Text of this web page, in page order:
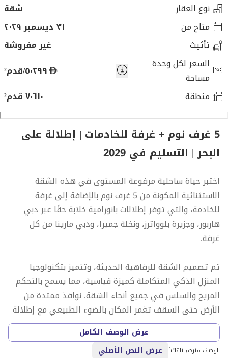
نوع العقار
شقة
متاح من
٣١ ديسمبر ٢٠٢٩
تأثيث
غير مفروشة
السعر لكل وحدة
مساحة
د
ه
م
٥٬٢٩٩/قدم²
منطقة
٧٬٦١٠ قدم²
5 غرف نوم + غرفة للخادمات | إطلالة على
البحر | التسليم في 2029
اختبر حياة ساحلية مرفوعة المستوى في هذه الشقة
الاستثنائية المكونة من 5 غرف نوم بالإضافة إلى غرفة
للخادمة، والتي توفر إطلالات بانورامية خلابة حقًا عبر دبي
هاربور، وجزيرة بلوواترز، ونخلة جميرا، ودبي مارينا من كل
غرفة.
تم تصميم الشقة للرفاهية الحديثة، وتتميز بتكنولوجيا
المنزل الذكي المتكاملة كميزة قياسية، مما يسمح بالتحكم
المريح والسلس في جميع أنحاء الشقة. نوافذ ممتدة من
الأرض حتى السقف تغمر المكان بالضوء الطبيعي مع إطلالة
غير منقطعة على الأفق والبحر.
يتمتع السكان بإمكانية الوصول الحصري إلى مسبح لا متناهي
عرض الوصف الكامل
الوصف مترجم تلقائياً عرض النص الأصلي